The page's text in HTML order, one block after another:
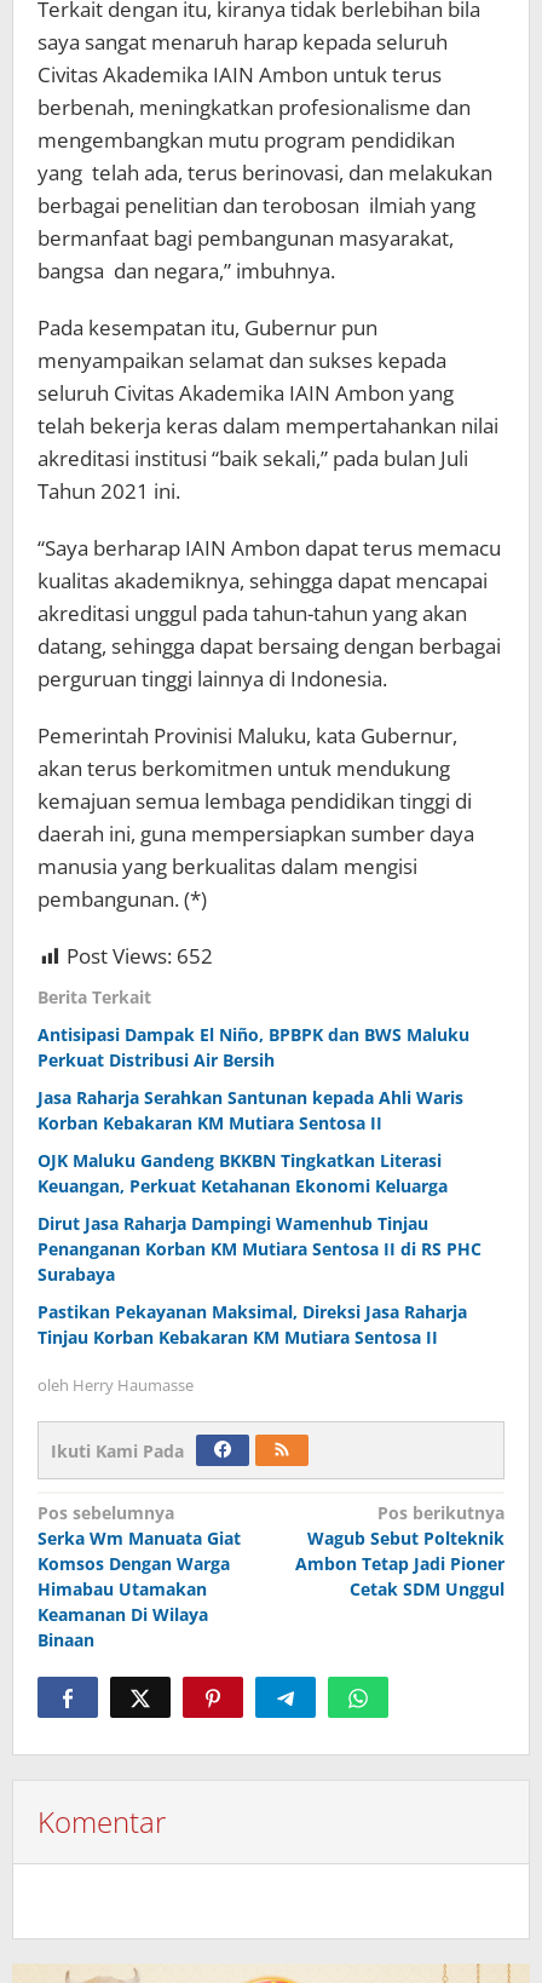
Terkait dengan itu, kiranya tidak berlebihan bila
saya sangat menaruh harap kepada seluruh
Civitas Akademika IAIN Ambon untuk terus
berbenah, meningkatkan profesionalisme dan
mengembangkan mutu program pendidikan
yang telah ada, terus berinovasi, dan melakukan
berbagai penelitian dan terobosan ilmiah yang
bermanfaat bagi pembangunan masyarakat,
bangsa dan negara,” imbuhnya.
Pada kesempatan itu, Gubernur pun
menyampaikan selamat dan sukses kepada
seluruh Civitas Akademika IAIN Ambon yang
telah bekerja keras dalam mempertahankan nilai
akreditasi institusi “baik sekali,” pada bulan Juli
Tahun 2021 ini.
“Saya berharap IAIN Ambon dapat terus memacu
kualitas akademiknya, sehingga dapat mencapai
akreditasi unggul pada tahun-tahun yang akan
datang, sehingga dapat bersaing dengan berbagai
perguruan tinggi lainnya di Indonesia.
Pemerintah Provinisi Maluku, kata Gubernur,
akan terus berkomitmen untuk mendukung
kemajuan semua lembaga pendidikan tinggi di
daerah ini, guna mempersiapkan sumber daya
manusia yang berkualitas dalam mengisi
pembangunan. (*)
Post Views: 652
Berita Terkait
Antisipasi Dampak El Niño, BPBPK dan BWS Maluku
Perkuat Distribusi Air Bersih
Jasa Raharja Serahkan Santunan kepada Ahli Waris
Korban Kebakaran KM Mutiara Sentosa II
OJK Maluku Gandeng BKKBN Tingkatkan Literasi
Keuangan, Perkuat Ketahanan Ekonomi Keluarga
Dirut Jasa Raharja Dampingi Wamenhub Tinjau
Penanganan Korban KM Mutiara Sentosa II di RS PHC
Surabaya
Pastikan Pekayanan Maksimal, Direksi Jasa Raharja
Tinjau Korban Kebakaran KM Mutiara Sentosa II
oleh Herry Haumasse
Ikuti Kami Pada
Navigasi
pos
Pos sebelumnya
Serka Wm Manuata Giat
Komsos Dengan Warga
Himabau Utamakan
Keamanan Di Wilaya
Binaan
Pos berikutnya
Wagub Sebut Polteknik
Ambon Tetap Jadi Pioner
Cetak SDM Unggul
Komentar